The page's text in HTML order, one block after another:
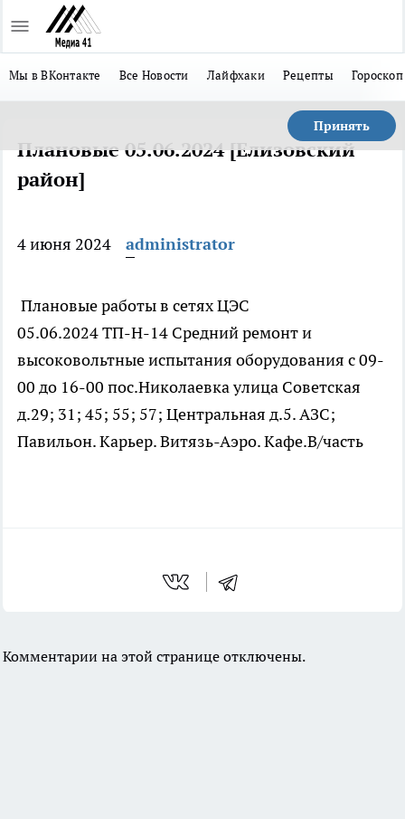
Мы в ВКонтакте Все Новости Лайфхаки Рецепты Гороскоп
Принять
Плановые 05.06.2024 [Елизовский
район]
4 июня 2024 administrator
Плановые работы в сетях ЦЭС
05.06.2024 ТП-Н-14 Средний ремонт и
высоковольтные испытания оборудования с 09-
00 до 16-00 пос.Николаевка улица Советская
д.29; 31; 45; 55; 57; Центральная д.5. АЗС;
Павильон. Карьер. Витязь-Аэро. Кафе.В/часть
Комментарии на этой странице отключены.